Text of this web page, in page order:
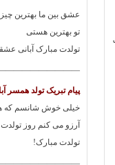
عشق بین ما بهترین
تو بهترین هستی
تولدت مبارک آبانی
پیام تبریک تولد همسر
خیلی خوش شانسم که
آرزو می کنم روز
تولدت مبارک!